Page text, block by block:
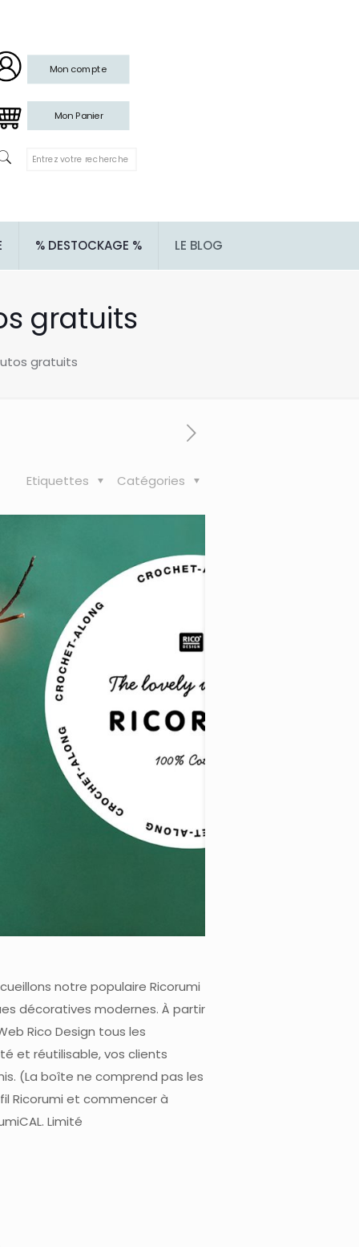
Mon compte
Mon Panier
% DESTOCKAGE % LE BLOG
gratuits
gratuits
Catégories
Etiquettes
notre populaire Ricorumi
décoratives modernes. À partir
Rico Design tous les
et réutilisable, vos clients
(La boîte ne comprend pas les
Ricorumi et commencer à
Limité